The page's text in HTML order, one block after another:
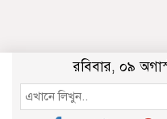
রবিবার, ০৯